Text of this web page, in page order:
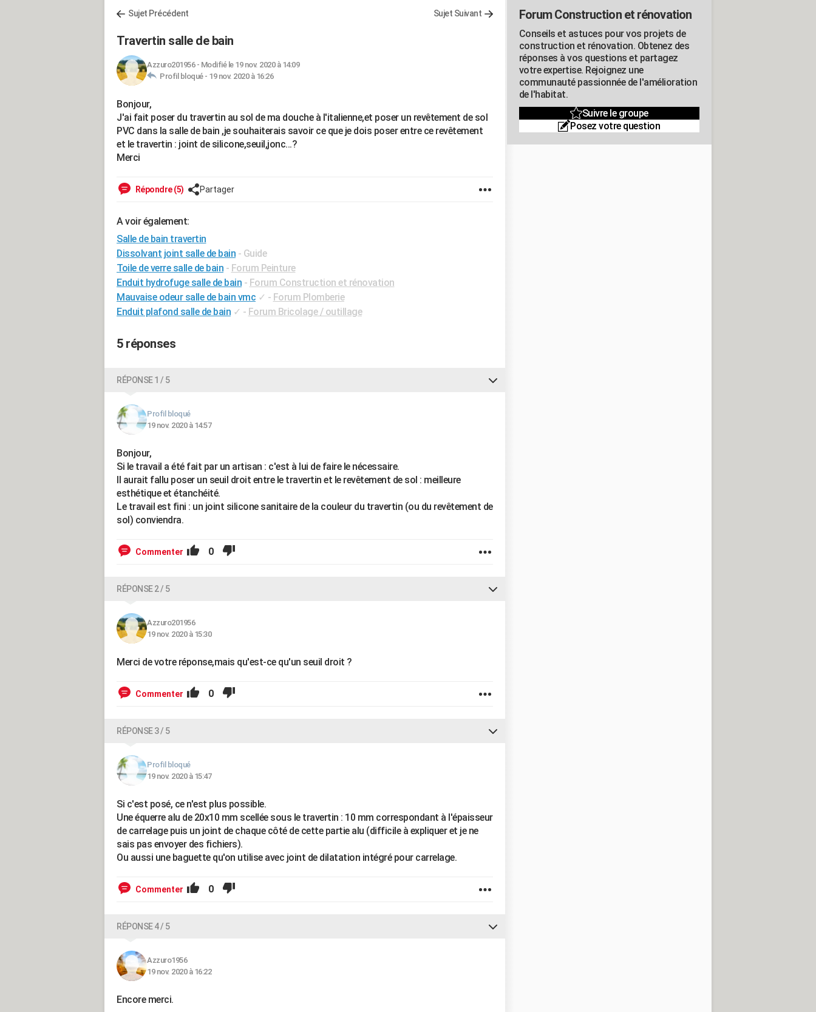
Sujet Précédent Sujet Suivant
Travertin salle de bain
Azzuro201956- Modifié le 19 nov. 2020 à 14:09
Profil bloqué - 19 nov. 2020 à 16:26
Bonjour,
J'ai fait poser du travertin au sol de ma douche à l'italienne,et poser un revêtement de sol
PVC dans la salle de bain ,je souhaiterais savoir ce que je dois poser entre ce revêtement
et le travertin : joint de silicone,seuil,jonc...?
Merci
Répondre (5) Partager
A voir également:
Salle de bain travertin
Dissolvant joint salle de bain - Guide
Toile de verre salle de bain - Forum Peinture
Enduit hydrofuge salle de bain - Forum Construction et rénovation
Mauvaise odeur salle de bain vmc ✓ - Forum Plomberie
Enduit plafond salle de bain ✓ - Forum Bricolage / outillage
5 réponses
RÉPONSE 1 / 5
Profil bloqué
19 nov. 2020 à 14:57
Bonjour,
Si le travail a été fait par un artisan : c'est à lui de faire le nécessaire.
Il aurait fallu poser un seuil droit entre le travertin et le revêtement de sol : meilleure
esthétique et étanchéité.
Le travail est fini : un joint silicone sanitaire de la couleur du travertin (ou du revêtement de
sol) conviendra.
Commenter 0
RÉPONSE 2 / 5
Azzuro201956
19 nov. 2020 à 15:30
Merci de votre réponse,mais qu'est-ce qu'un seuil droit ?
Commenter 0
RÉPONSE 3 / 5
Profil bloqué
19 nov. 2020 à 15:47
Si c'est posé, ce n'est plus possible.
Une équerre alu de 20x10 mm scellée sous le travertin : 10 mm correspondant à l'épaisseur
de carrelage puis un joint de chaque côté de cette partie alu (difficile à expliquer et je ne
sais pas envoyer des fichiers).
Ou aussi une baguette qu'on utilise avec joint de dilatation intégré pour carrelage.
Commenter 0
RÉPONSE 4 / 5
Azzuro1956
19 nov. 2020 à 16:22
Encore merci.
Forum Construction et rénovation
Conseils et astuces pour vos projets de
construction et rénovation. Obtenez des
réponses à vos questions et partagez
votre expertise. Rejoignez une
communauté passionnée de l'amélioration
de l'habitat.
Suivre le groupe
Posez votre question